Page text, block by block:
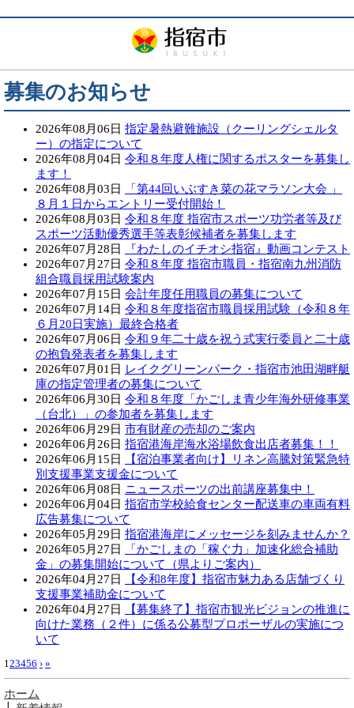
募集のお知らせ
2026年08月06日 指定暑熱避難施設（クーリングシェルタ
ー）の指定について
2026年08月04日 令和８年度人権に関するポスターを募集し
ます！
2026年08月03日
「第44回いぶすき菜の花マラソン大会 」
８月１日からエントリー受付開始！
2026年08月03日 令和８年度 指宿市スポーツ功労者等及び
スポーツ活動優秀選手等表彰候補者を募集します
2026年07月28日
『わたしのイチオシ指宿』動画コンテスト
2026年07月27日 令和８年度 指宿市職員・指宿南九州消防
組合職員採用試験案内
2026年07月15日 会計年度任用職員の募集について
2026年07月14日 令和８年度指宿市職員採用試験（令和８年
６月20日実施）最終合格者
2026年07月06日 令和９年二十歳を祝う式実行委員と二十歳
の抱負発表者を募集します
2026年07月01日 レイクグリーンパーク・指宿市池田湖畔艇
庫の指定管理者の募集について
2026年06月30日 令和８年度「かごしま青少年海外研修事業
（台北）」の参加者を募集します
2026年06月29日 市有財産の売却のご案内
2026年06月26日 指宿港海岸海水浴場飲食出店者募集！！
2026年06月15日
【宿泊事業者向け】リネン高騰対策緊急特
別支援事業支援金について
2026年06月08日 ニュースポーツの出前講座募集中！
2026年06月04日 指宿市学校給食センター配送車の車両有料
広告募集について
2026年05月29日 指宿港海岸にメッセージを刻みませんか？
2026年05月27日
「かごしまの「稼ぐ力」加速化総合補助
金」の募集開始について（県よりご案内）
2026年04月27日
【令和8年度】指宿市魅力ある店舗づくり
支援事業補助金について
2026年04月27日
【募集終了】指宿市観光ビジョンの推進に
向けた業務（２件）に係る公募型プロポーザルの実施につ
いて
123456 › »
ホーム